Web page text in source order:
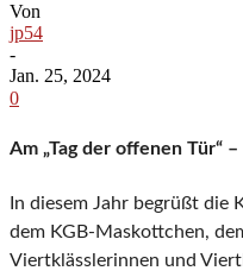
Von
jp54
-
Jan. 25, 2024
0
Am „Tag der offenen Tür“
In diesem Jahr begrüßt die
dem KGB-Maskottchen,
Viertklässlerinnen und